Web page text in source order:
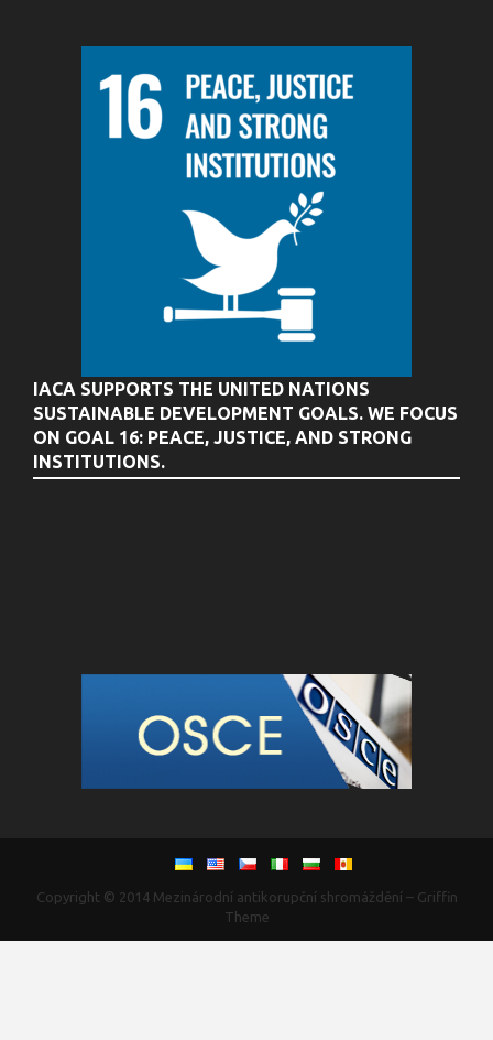
IACA SUPPORTS THE UNITED NATIONS
SUSTAINABLE DEVELOPMENT GOALS. WE FOCUS
ON GOAL 16: PEACE, JUSTICE, AND STRONG
INSTITUTIONS.
Copyright © 2014 Mezinárodní antikorupční shromáždění– Griffin
Theme